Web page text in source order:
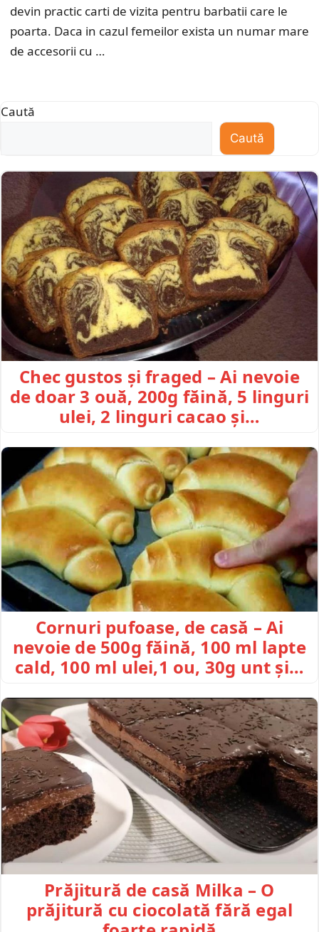
devin practic carti de vizita pentru barbatii care le
poarta. Daca in cazul femeilor exista un numar mare
de accesorii cu …
Caută
Caută
Chec gustos și fraged – Ai nevoie
de doar 3 ouă, 200g făină, 5 linguri
ulei, 2 linguri cacao și…
Cornuri pufoase, de casă – Ai
nevoie de 500g făină, 100 ml lapte
cald, 100 ml ulei,1 ou, 30g unt și…
Prăjitură de casă Milka – O
prăjitură cu ciocolată fără egal